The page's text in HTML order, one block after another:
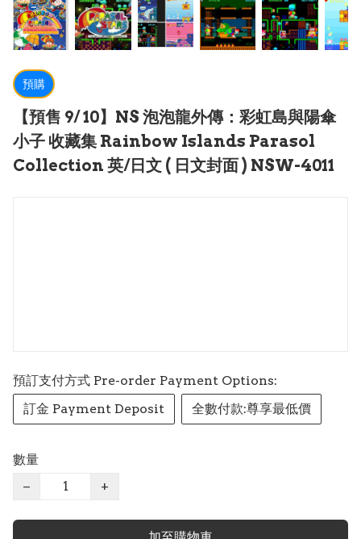
預購
【預售 9/ 10】NS 泡泡龍外傳：彩虹島與陽傘
小子 收藏集 Rainbow Islands Parasol
Collection 英/日文 ( 日文封面 ) NSW-4011
預訂支付方式 Pre-order Payment Options:
訂金 Payment Deposit
全數付款:尊享最低價
數量
−
+